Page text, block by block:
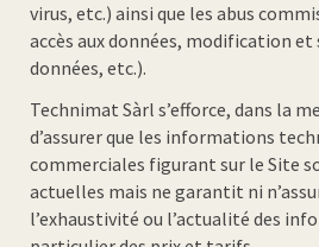
virus, etc.) ainsi que les abus
accès aux données, modification et
données, etc.).
Technimat Sàrl s’efforce, dans la
d’assurer que les informations
commerciales figurant sur le Site
actuelles mais ne garantit ni
l’exhaustivité ou l’actualité des